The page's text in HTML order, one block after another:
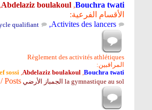
Bouchra twati
,
Abdelaziz boulakoul
,
الأقسام الفرعية:
Activites des lancers
,
qualifiant
Règlement des activités athlétiques
المراقبين:
Bouchra twati
,
Abdelaziz boulakoul
,
sossi
la gymnastique au sol الجمباز الأرضي Posts